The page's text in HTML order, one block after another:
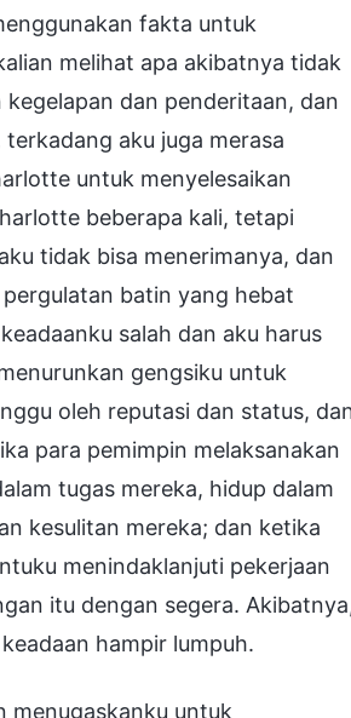
fakta untuk
melihat apa akibatnya tidak
dan penderitaan, dan
aku juga merasa
untuk menyelesaikan
beberapa kali, tetapi
tidak bisa menerimanya, dan
batin yang hebat
salah dan aku harus
gengsiku untuk
oleh reputasi dan status,
para pemimpin melaksanakan
tugas mereka, hidup dalam
kesulitan mereka; dan ketika
menindaklanjuti pekerjaan
itu dengan segera.
hampir lumpuh.
menugaskanku untuk